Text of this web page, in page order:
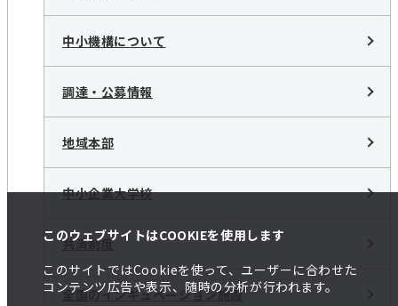
このウェブサイトはCOOKIEを使用します
このサイトではCookieを使って、ユーザーに合わせた
コンテンツ広告や表示、随時の分析が行われます。
中小機構について
調達・公募情報
地域本部
中小企業大学校
共済制度
全国のインキュベーション施設